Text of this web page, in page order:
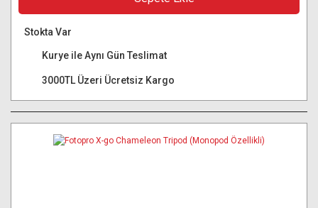
Stokta Var
Kurye ile Aynı Gün Teslimat
3000TL Üzeri Ücretsiz Kargo